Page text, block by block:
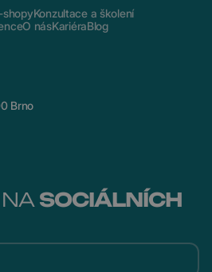
shopyKonzultace a školení
O násKariéraBlog
Brno
SOCIÁLNÍCH